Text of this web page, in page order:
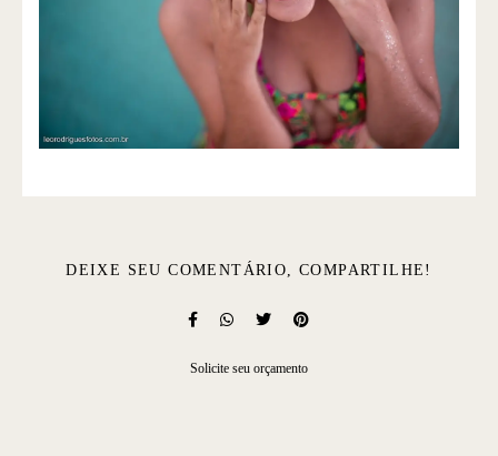
DEIXE SEU COMENTÁRIO, COMPARTILHE!
Solicite seu orçamento